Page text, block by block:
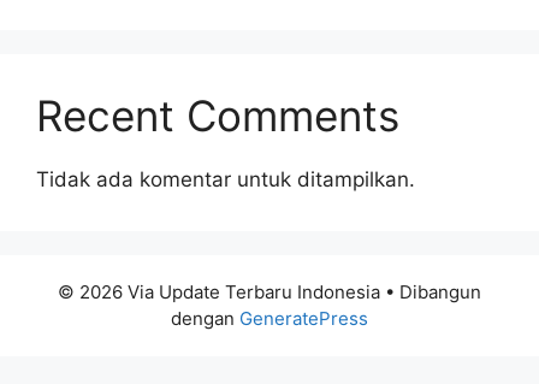
Recent Comments
Tidak ada komentar untuk ditampilkan.
© 2026 Via Update Terbaru Indonesia • Dibangun
dengan GeneratePress